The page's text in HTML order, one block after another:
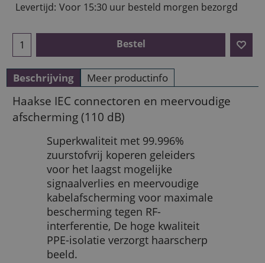
Levertijd: Voor 15:30 uur besteld morgen bezorgd
Bestel
Beschrijving Meer productinfo
Haakse IEC connectoren en meervoudige
afscherming (110 dB)
Superkwaliteit met 99.996%
zuurstofvrij koperen geleiders
voor het laagst mogelijke
signaalverlies en meervoudige
kabelafscherming voor maximale
bescherming tegen RF-
interferentie, De hoge kwaliteit
PPE-isolatie verzorgt haarscherp
beeld.